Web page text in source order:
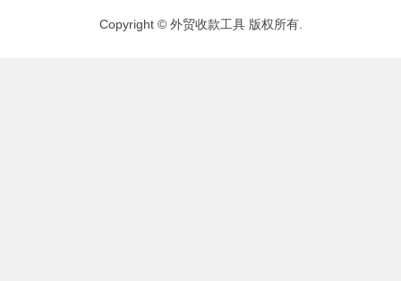
Copyright © 外贸收款工具 版权所有.